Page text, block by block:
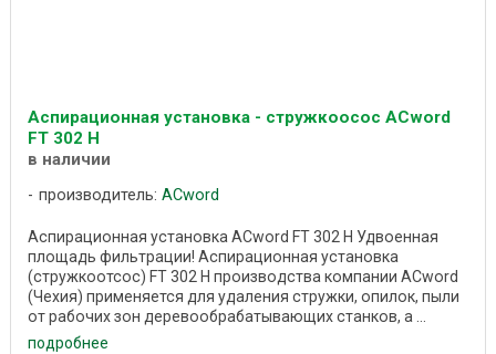
Аспирационная установка - стружкоосос ACword
FT 302 H
в наличии
производитель: ACword
Аспирационная установка ACword FT 302 H Удвоенная
площадь фильтрации! Аспирационная установка
(стружкоотсос) FT 302 Н производства компании ACword
(Чехия) применяется для удаления стружки, опилок, пыли
от рабочих зон деревообрабатывающих станков, а ...
подробнее